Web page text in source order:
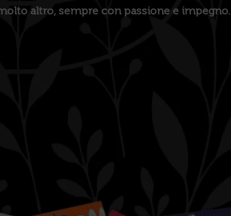
altro, sempre con passione e impegno.